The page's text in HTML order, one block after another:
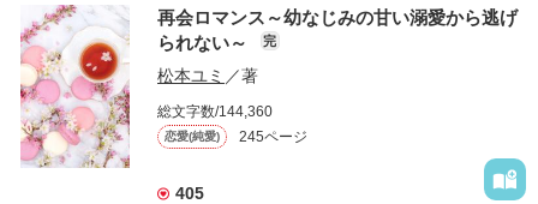
再会ロマンス～幼なじみの甘い溺愛から逃げ
られない～
完
松本ユミ ／著
総文字数/144,360
恋愛(純愛) 245ページ
405